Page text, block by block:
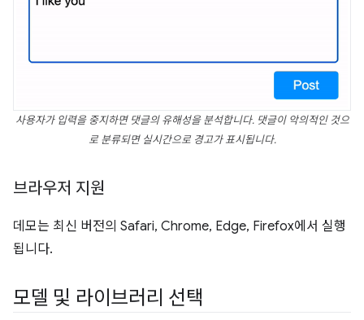
사용자가 입력을 중지하면 댓글의 유해성을 분석합니다. 댓글이 악의적인 것으
로 분류되면 실시간으로 경고가 표시됩니다.
브라우저 지원
데모는 최신 버전의 Safari, Chrome, Edge, Firefox에서 실행
됩니다.
모델 및 라이브러리 선택